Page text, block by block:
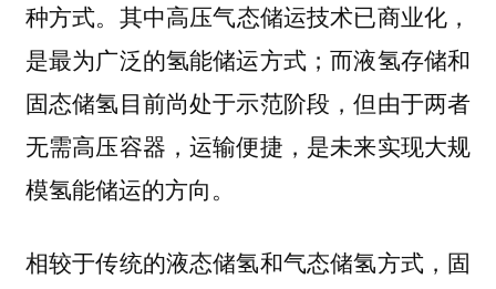
种方式。 其中高压气态储运技术已商业化，
是最为广泛的氢能储运方式；而液氢存储和
固态储氢目前尚处于示范阶段，但由于两者
无需高压容器，运输便捷，是未来实现大规
模氢能储运的方向。
相较于传统的液态储氢和气态储氢方式，固